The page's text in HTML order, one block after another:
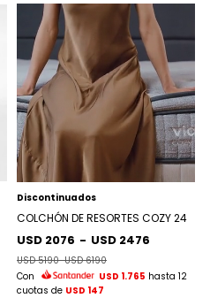
Discontinuados
COLCHÓN DE RESORTES COZY 24
USD 2076 - USD 2476
USD 5190-USD 6190
Con
USD 1.765 hasta 12
cuotas de USD 147